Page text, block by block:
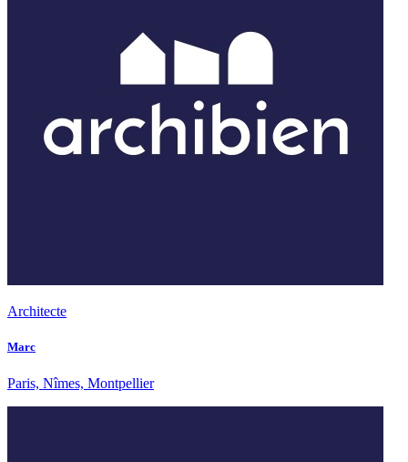
Architecte
Marc
Paris, Nîmes, Montpellier